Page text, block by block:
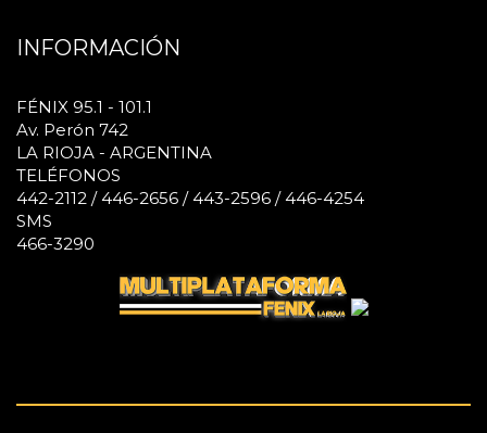
INFORMACIÓN
FÉNIX 95.1 - 101.1
Av. Perón 742
LA RIOJA - ARGENTINA
TELÉFONOS
442-2112 / 446-2656 / 443-2596 / 446-4254
SMS
466-3290